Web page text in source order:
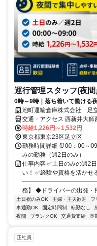
運行管理スタッフ(夜
0時～9時｜落ち着いて働ける
池町運輸倉庫株式会社 足
交通・アクセス 西新井大
時給1,226円～1,532円
東京都東京23区足立区
勤務時間詳細 ⏰00：00～
みの勤務（週2日のみ）
仕事内容 ✅土日のみの週2
い！ ✅経験や資格を活かせ
務】 ◆ドライバーの出発・
土日祝のみOK 主婦・主夫歓迎 フ
車通勤OK
固定時間制 転勤なし
夜間
ブランクOK 交通費支給 長
正社員